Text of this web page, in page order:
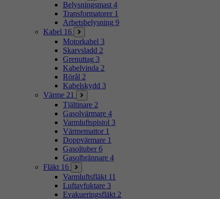
Belysningsmast 4
Transformatorer 1
Arbetsbelysning 9
Kabel 16
Motorkabel 3
Skarvsladd 2
Grenuttag 3
Kabelvinda 2
Rörål 2
Kabelskydd 3
Värme 21
Tjältinare 2
Gasolvärmare 4
Varmluftspistol 3
Värmemattor 1
Doppvärmare 1
Gasoltuber 6
Gasolbrännare 4
Fläkt 16
Varmluftsfläkt 11
Luftavfuktare 3
Evakueringsfläkt 2